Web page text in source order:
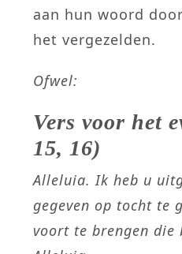
aan hun woord
het vergezelden.
Ofwel:
Vers voor het
15, 16)
Alleluia.Ik heb u
gegeven op tocht te
voort te brengen die